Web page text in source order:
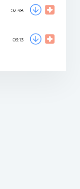
02:48
03:13